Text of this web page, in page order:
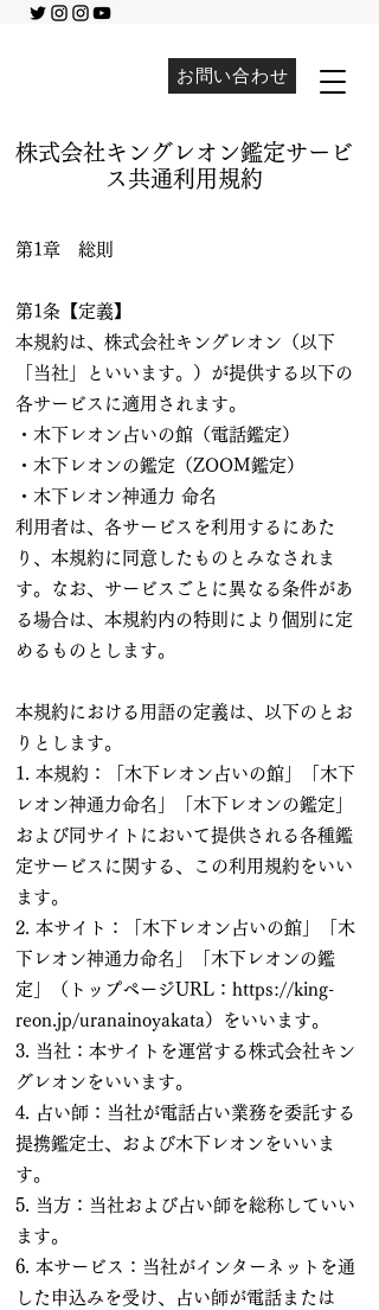
お問い合わせ
株式会社キングレオン鑑定サービ
ス共通利用規約
第1章 総則
第1条【定義】
本規約は、株式会社キングレオン（以下
「当社」といいます。）が提供する以下の
各サービスに適用されます。
・木下レオン占いの館（電話鑑定）
・木下レオンの鑑定（ZOOM鑑定）
・木下レオン神通力 命名
利用者は、各サービスを利用するにあた
り、本規約に同意したものとみなされま
す。なお、サービスごとに異なる条件があ
る場合は、本規約内の特則により個別に定
めるものとします。
本規約における用語の定義は、以下のとお
りとします。
1. 本規約：「木下レオン占いの館」「木下
レオン神通力命名」「木下レオンの鑑定」
および同サイトにおいて提供される各種鑑
定サービスに関する、この利用規約をいい
ます。
2. 本サイト：「木下レオン占いの館」「木
下レオン神通力命名」「木下レオンの鑑
定」（トップページURL： https://king-
reon.jp/uranainoyakata）をいいます。
3. 当社：本サイトを運営する株式会社キン
グレオンをいいます。
4. 占い師：当社が電話占い業務を委託する
提携鑑定士、および木下レオンをいいま
す。
5. 当方：当社および占い師を総称していい
ます。
6. 本サービス：当社がインターネットを通
した申込みを受け、占い師が電話または